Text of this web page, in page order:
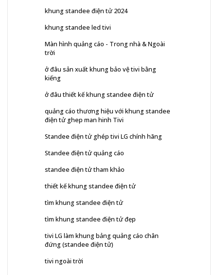
khung standee điện tử 2024
khung standee led tivi
Màn hình quảng cáo - Trong nhà & Ngoài
trời
ở đâu sản xuất khung bảo vệ tivi bằng
kiếng
ở đâu thiết kế khung standee điện tử
quảng cáo thương hiệu với khung standee
điện tử ghep man hinh Tivi
Standee điện tử ghép tivi LG chính hãng
Standee điện tử quảng cáo
standee điện tử tham khảo
thiết kế khung standee điện tử
tìm khung standee điện tử
tìm khung standee điện tử đẹp
tivi LG làm khung bảng quảng cáo chân
đứng (standee điện tử)
tivi ngoài trời